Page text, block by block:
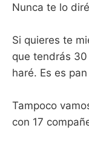
Nunca te lo
Si quieres te
que tendrás
haré. Es es
Tampoco
con 17